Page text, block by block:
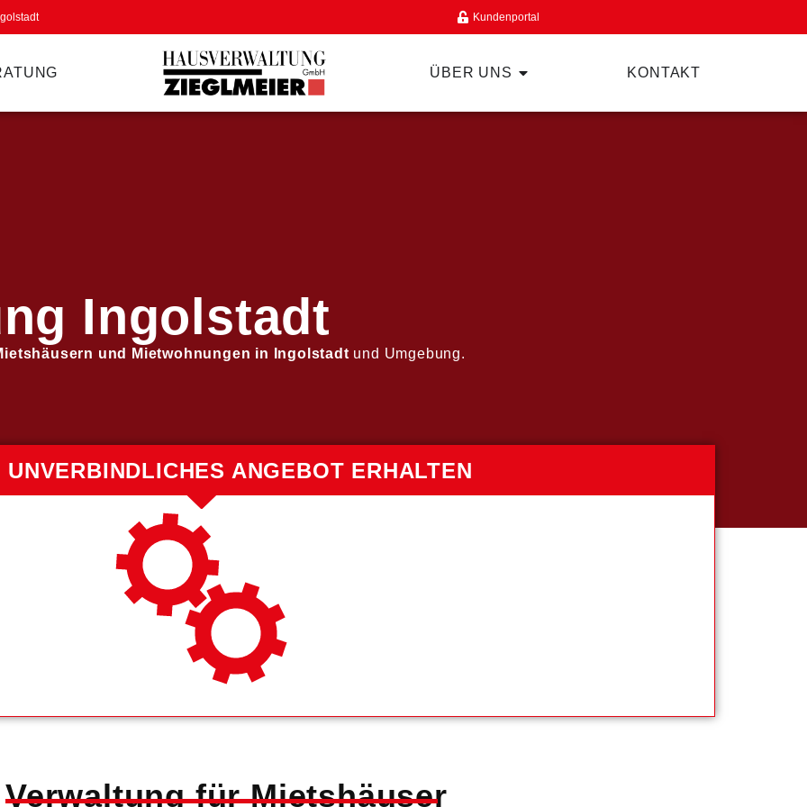
Kundenportal
ÜBER UNS KONTAKT
Ingolstadt
und Mietwohnungen in Ingolstadt und Umgebung.
UNVERBINDLICHES ANGEBOT ERHALTEN
Verwaltung für Mietshäuser